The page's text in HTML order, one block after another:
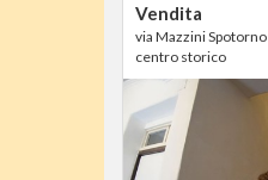
Vendita
via Mazzini Spotorno
centro storico